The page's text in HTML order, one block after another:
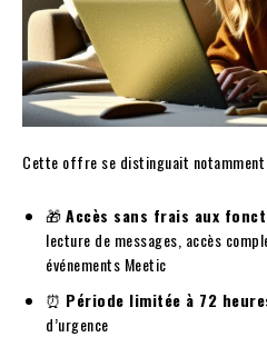
Cette offre se distinguait
🎁Accès sans frais aux
lecture de messages, accès
événements Meetic
⏰ Période limitée à 72
d’urgence